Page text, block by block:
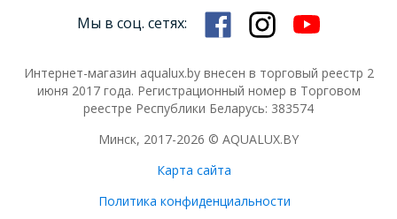
Мы в соц. сетях:
Интернет-магазин aqualux.by внесен в торговый реестр 2
июня 2017 года. Регистрационный номер в Торговом
реестре Республики Беларусь: 383574
Минск, 2017-2026 © AQUALUX.BY
Карта сайта
Политика конфиденциальности